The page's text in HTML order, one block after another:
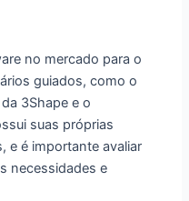
no mercado para o
guiados, como o
3Shape e o
suas próprias
e é importante avaliar
necessidades e